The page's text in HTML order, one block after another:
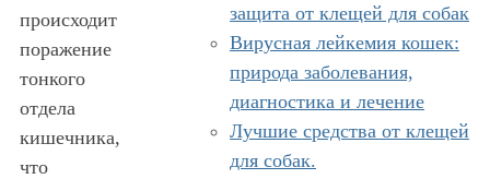
происходит
поражение
тонкого
отдела
кишечника,
что
защита от клещей для собак
Вирусная лейкемия кошек:
природа заболевания,
диагностика и лечение
Лучшие средства от клещей
для собак.